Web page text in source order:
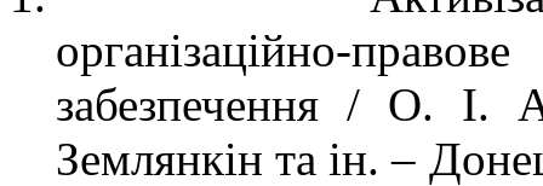
організаційно-
забезпечення / О.
Землянкін та ін. –